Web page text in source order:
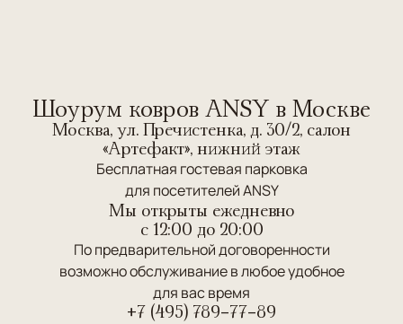
Шоурум ковров ANSY в Москве
Москва, ул. Пречистенка, д. 30/2, салон
«Артефакт», нижний этаж
Бесплатная гостевая парковка
для посетителей ANSY
Мы открыты ежедневно
c 12:00 до 20:00
По предварительной договоренности
возможно обслуживание в любое удобное
для вас время
+7 (495) 789-77-89